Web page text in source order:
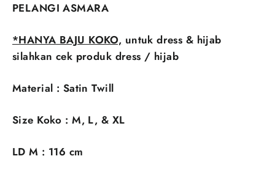
PELANGI ASMARA
*HANYA BAJU KOKO, untuk dress & hijab
silahkan cek produk dress / hijab
Material : Satin Twill
Size Koko : M, L, & XL
LD M : 116 cm